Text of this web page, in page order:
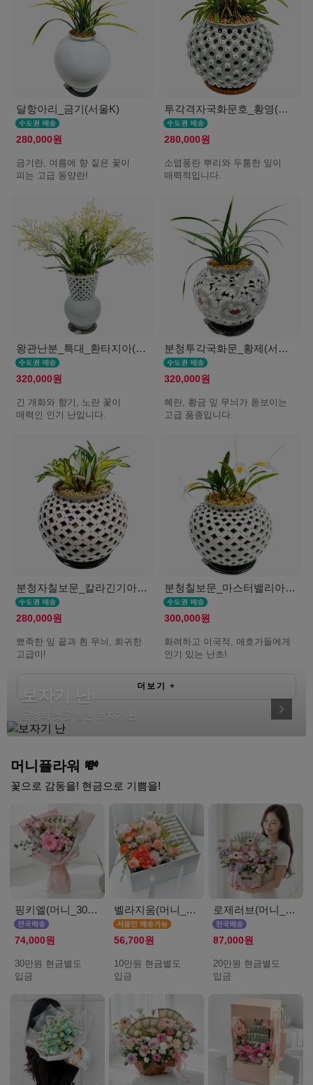
달항아리_금기(서울K)
280,000원
금기란, 여름에 향 짙은 꽃이
피는 고급 동양란!
투각격자국화문호_황영(서울K)
280,000원
소엽풍란 뿌리와 두툼한 잎이
매력적입니다.
왕관난분_특대_환타지아(서울K)
320,000원
긴 개화와 향기, 노란 꽃이
매력인 인기 난입니다.
분청투각국화문_황제(서울K)
320,000원
혜란, 황금 잎 무늬가 돋보이는
고급 품종입니다.
분청자칠보문_칼라긴기아난(서울K)
280,000원
뾰족한 잎 끝과 흰 무늬, 희귀한
고급미!
분청칠보문_마스터밸리아(서울K)
300,000원
화려하고 이국적, 애호가들에게
인기 있는 난초!
더보기 +
보자기 난
동양의 멋을 살린 보자기 난
머니플라워 💸
꽃으로 감동을! 현금으로 기쁨을!
핑키엘(머니_30만원)
74,000원
30만원 현금별도
입금
벨라지움(머니_서울_10만원)
56,700원
10만원 현금별도
입금
로제러브(머니_20만원)
87,000원
20만원 현금별도
입금